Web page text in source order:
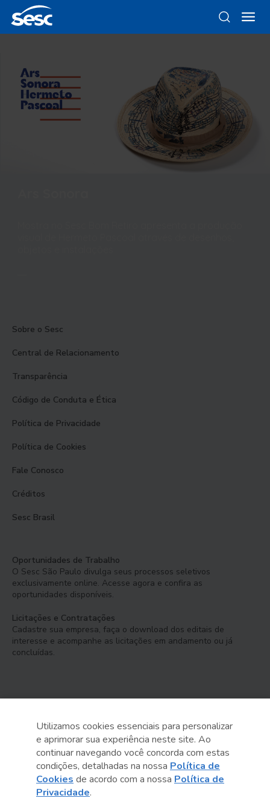
Sobre o Sesc
Central de Relacionamento
Transparência
Código de Conduta e Ética
Política de Privacidade
Política de Cookies
Fale Conosco
Créditos
Sesc Brasil
Oportunidades de Trabalho
O Sesc São Paulo divulga seus processos seletivos
exclusivamente online. Acesse agora e confira as
oportunidades disponíveis.
Licitações e Contratações
Cadastre sua empresa, faça o download dos editais de
interesse e acompanhe as licitações em andamento ou já
concluídas.
Serviço Social do Comércio
Administração Regional no Estado de São Paulo
Sesc São Paulo por aí:
Utilizamos cookies essenciais para personalizar
e aprimorar sua experiência neste site. Ao
continuar navegando você concorda com estas
condições, detalhadas na nossa Política de
Cookies de acordo com a nossa Política de
Privacidade.